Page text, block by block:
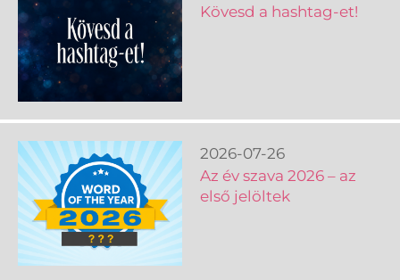
Kövesd a hashtag-et!
2026-07-26
Az év szava 2026 – az
első jelöltek